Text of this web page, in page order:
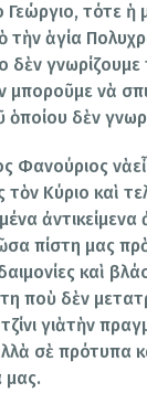
Γεώργιο, τότε ἡ
τὴν ἁγία
δὲν γνωρίζουμε
μποροῦμε νὰ
δὲν
Φανούριος
Κύριο καὶ
ἀντικείμενα
πίστη μας
καὶ
ποὺ δὲν
γιὰτὴν
σὲ πρότυπα
μας.